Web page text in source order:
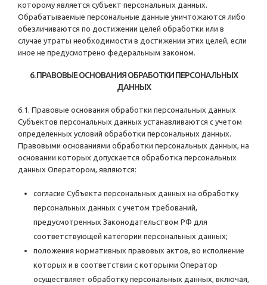
которому является субъект персональных данных.
Обрабатываемые персональные данные уничтожаются либо
обезличиваются по достижении целей обработки или в
случае утраты необходимости в достижении этих целей, если
иное не предусмотрено федеральным законом.
6. ПРАВОВЫЕ ОСНОВАНИЯ ОБРАБОТКИ ПЕРСОНАЛЬНЫХ
ДАННЫХ
6.1. Правовые основания обработки персональных данных
Субъектов персональных данных устанавливаются с учетом
определенных условий обработки персональных данных.
Правовыми основаниями обработки персональных данных, на
основании которых допускается обработка персональных
данных Оператором, являются:
согласие Субъекта персональных данных на обработку
персональных данных с учетом требований,
предусмотренных Законодательством РФ для
соответствующей категории персональных данных;
положения нормативных правовых актов, во исполнение
которых и в соответствии с которыми Оператор
осуществляет обработку персональных данных, включая,